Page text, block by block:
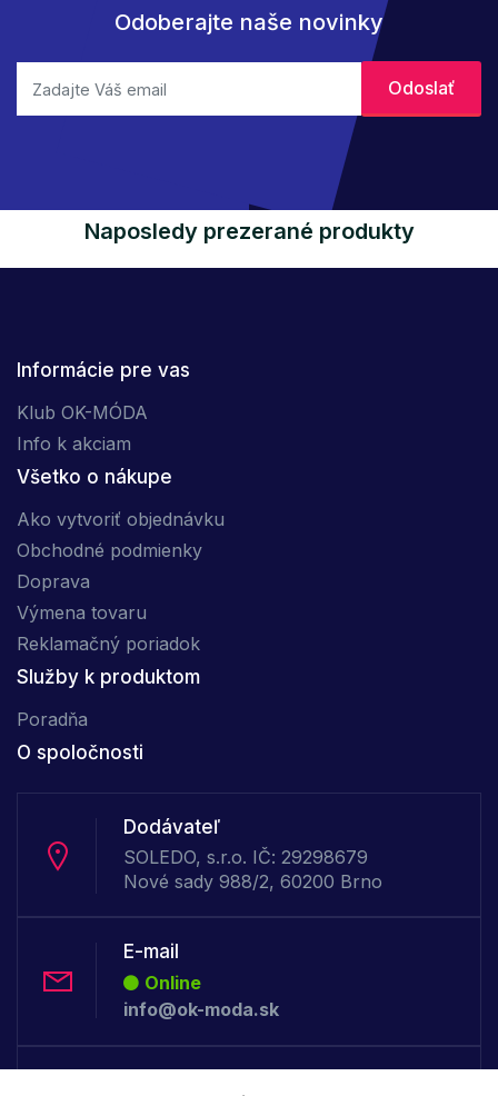
Odoberajte naše novinky
Naposledy prezerané produkty
Informácie pre vas
Klub OK-MÓDA
Info k akciam
Všetko o nákupe
Ako vytvoriť objednávku
Obchodné podmienky
Doprava
Výmena tovaru
Reklamačný poriadok
Služby k produktom
Poradňa
O spoločnosti
Dodávateľ
SOLEDO, s.r.o. IČ: 29298679
Nové sady 988/2, 60200 Brno
E-mail
Online
info@ok-moda.sk